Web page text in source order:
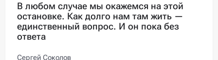
В любом случае мы окажемся на этой
остановке. Как долго нам там жить —
единственный вопрос. И он пока без
ответа
Сергей Соколов